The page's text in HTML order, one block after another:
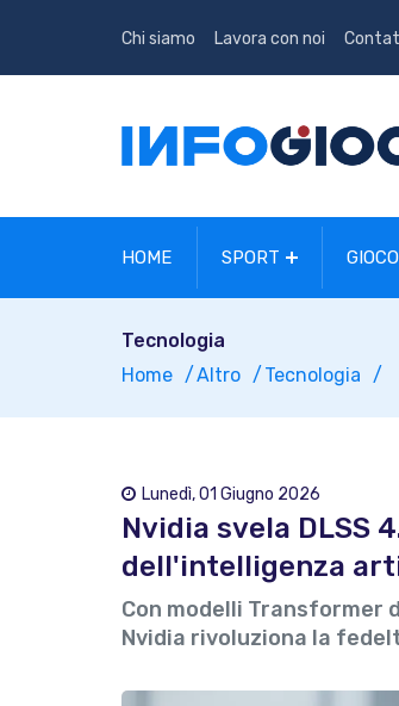
Chi siamo Lavora con noi
HOME SPORT
Tecnologia
Home
Altro Tecnologia
Lunedì, 01 Giugno 2026
Nvidia svela DLSS
dell'intelligenza
Con modelli Transformer
Nvidia rivoluziona la